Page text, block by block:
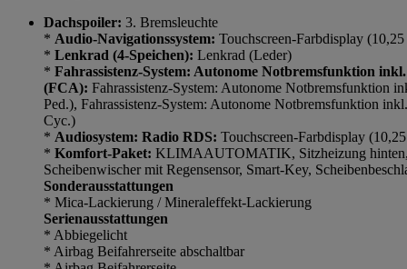
Dachspoiler: 3. Bremsleuchte
* Audio-Navigationssystem: Touchscreen-Farbdisplay
* Lenkrad (4-Speichen): Lenkrad (Leder)
* Fahrassistenz-System: Autonome Notbremsfunktion
(FCA): Fahrassistenz-System: Autonome Notbremsfunktion
Ped.), Fahrassistenz-System: Autonome Notbremsfunktion
Cyc.)
* Audiosystem: Radio RDS: Touchscreen-Farbdisplay
* Komfort-Paket: KLIMAAUTOMATIK, Sitzheizung
Scheibenwischer mit Regensensor, Smart-Key,
Sonderausstattungen
* Mica-Lackierung / Mineraleffekt-Lackierung
Serienausstattungen
* Abbiegelicht
* Airbag Beifahrerseite abschaltbar